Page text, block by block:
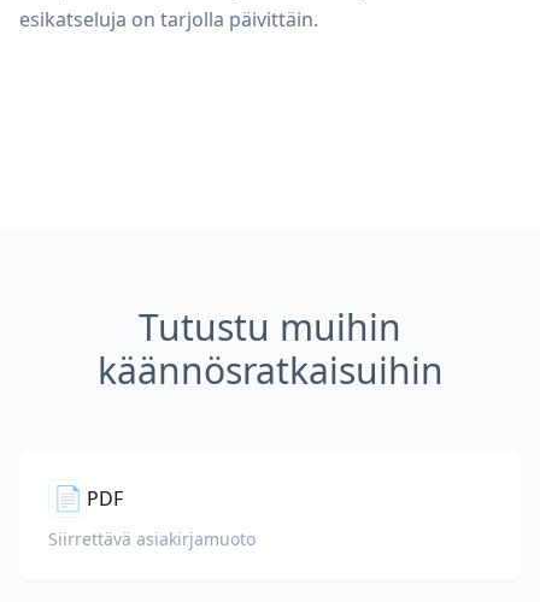
esikatseluja on tarjolla päivittäin.
Tutustu muihin
käännösratkaisuihin
📄 PDF
Siirrettävä asiakirjamuoto